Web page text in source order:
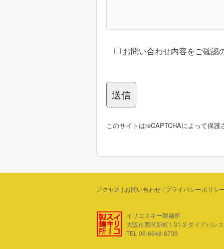
お問い合わせ内容をご確認
このサイトはreCAPTCHAによって保
アクセス | お問い合わせ | プライバシーポリシ
イリコスキー製麺所
大阪市西区新町1-31-3 ダイアパレ
TEL 06-6648-8739